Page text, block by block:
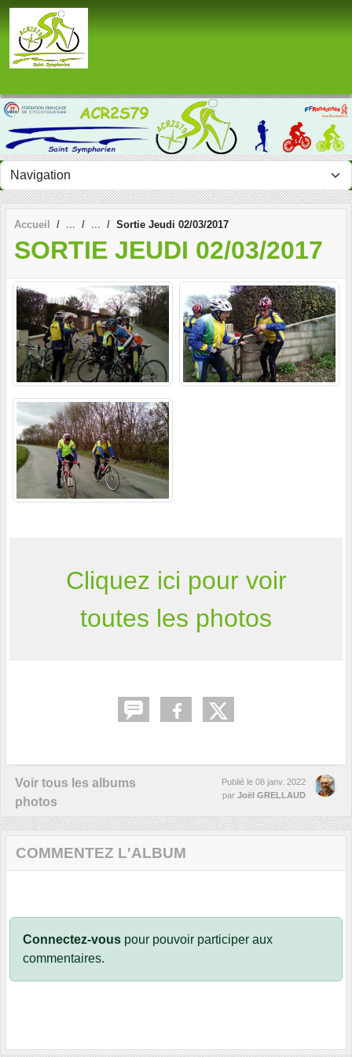
Accueil Sortie Jeudi 02/03/2017
SORTIE JEUDI 02/03/2017
Cliquez ici pour voir
toutes les photos
Voir tous les albums
photos
Publié le 08 janv. 2022
par Joël GRELLAUD
COMMENTEZ L'ALBUM
Connectez-vous pour pouvoir participer aux
commentaires.
Panneau de gestion des cookies